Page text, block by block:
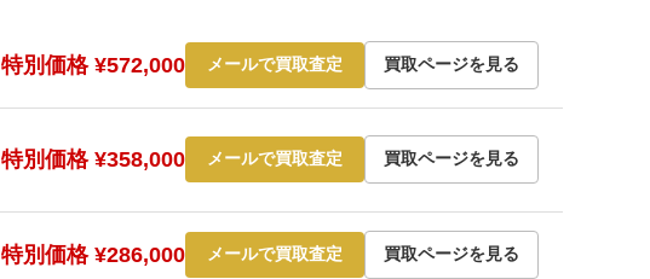
特別価格 ¥572,000 メールで買取査定 買取ページを見る
特別価格 ¥358,000 メールで買取査定 買取ページを見る
特別価格 ¥286,000 メールで買取査定 買取ページを見る